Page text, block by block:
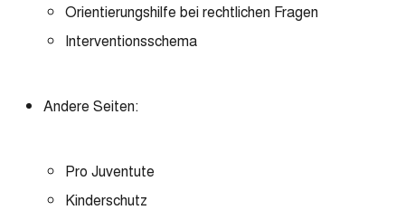
Orientierungshilfe bei rechtlichen Fragen
Interventionsschema
Andere Seiten:
Pro Juventute
Kinderschutz